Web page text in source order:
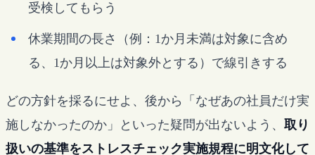
受検してもらう
休業期間の長さ（例：1か月未満は対象に含め
る、1か月以上は対象外とする）で線引きする
どの方針を採るにせよ、後から「なぜあの社員だけ実
施しなかったのか」といった疑問が出ないよう、 取り
扱いの基準をストレスチェック実施規程に明文化して